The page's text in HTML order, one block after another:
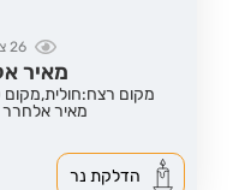
26
מאיר
מקום רצח:חולית,מקום
מאיר אלחרר
הדלקת נר